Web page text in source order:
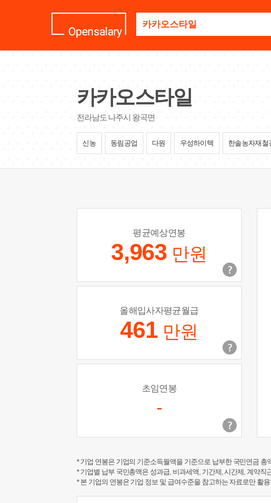
명
요
카카오스타일
전라남도 나주시 왕곡면
신농 동림공업 다원 우성하이텍 한솔농자재철
평균예상연봉
3,963 만원
올해입사자평균월급
461 만원
초임연봉
-
* 기업 연봉은 기업의 기준소득월액을 기준으로 납부한 국민연금 총
* 기업별 납부 국민총액은 성과급, 비과세액, 기간제, 시간제, 계약
* 본 기업의 연봉은 기업 정보 및 급여수준을 참고하는 자료로만 활